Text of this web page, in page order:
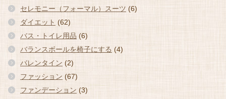
セレモニー（フォーマル）スーツ (6)
ダイエット (62)
バス・トイレ用品 (6)
バランスボールを椅子にする (4)
バレンタイン (2)
ファッション (67)
ファンデーション (3)